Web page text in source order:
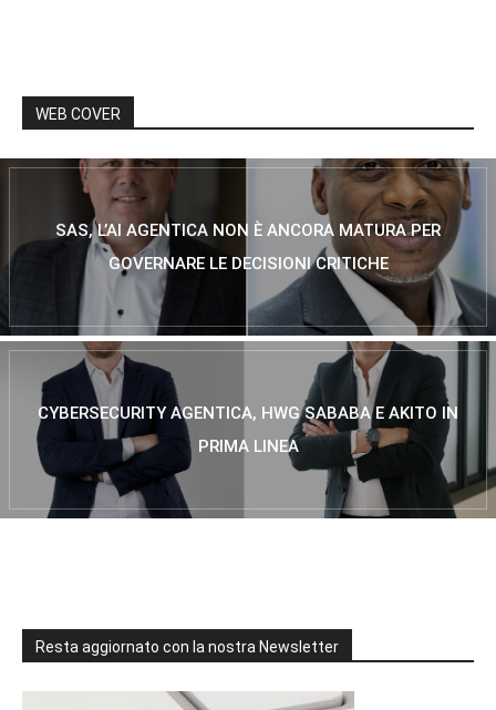
WEB COVER
SAS, L’AI AGENTICA NON È ANCORA MATURA PER
GOVERNARE LE DECISIONI CRITICHE
CYBERSECURITY AGENTICA, HWG SABABA E AKITO IN
PRIMA LINEA
Resta aggiornato con la nostra Newsletter